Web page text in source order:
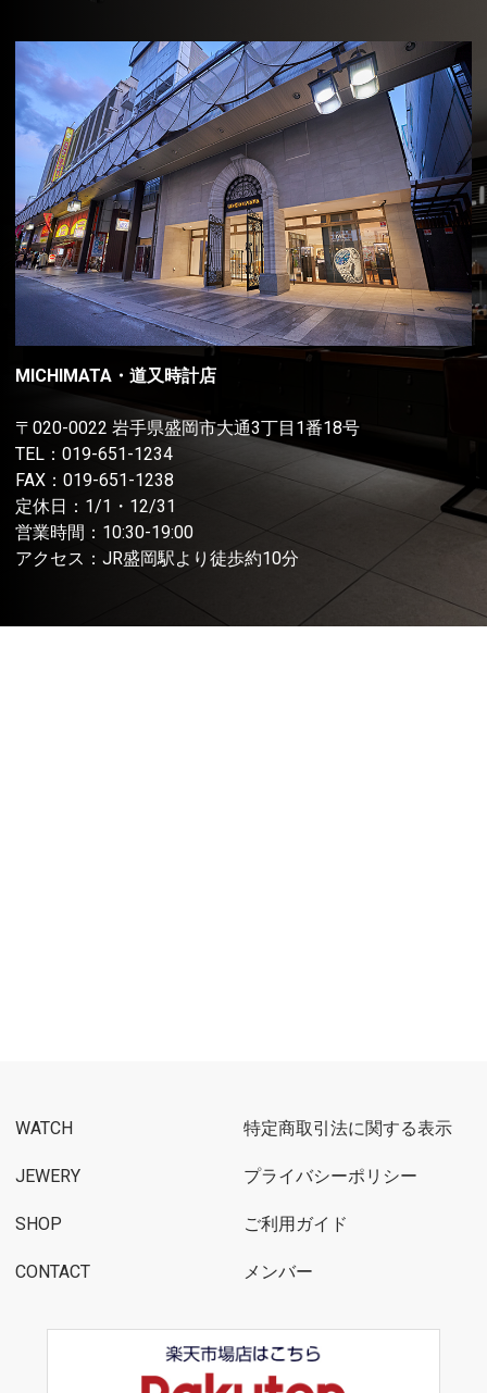
MICHIMATA・道又時計店
〒020-0022 岩手県盛岡市大通3丁目1番18号
TEL： 019-651-1234
FAX：019-651-1238
定休日：1/1・12/31
営業時間：10:30-19:00
アクセス：JR盛岡駅より徒歩約10分
WATCH
JEWERY
SHOP
CONTACT
特定商取引法に関する表示
プライバシーポリシー
ご利用ガイド
メンバー